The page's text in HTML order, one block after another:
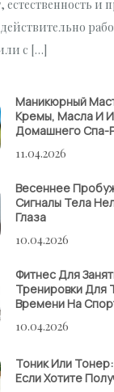
и
с […]
Маникюрный
Кремы, Масла И
Домашнего Спа-
11.04.2026
Весеннее
Сигналы Тела
Глаза
10.04.2026
Фитнес Для
Тренировки Для
Времени На
10.04.2026
Тоник Или
Если Хотите